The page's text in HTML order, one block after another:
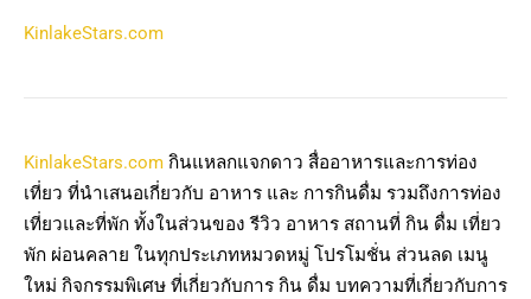
KinlakeStars.com
KinlakeStars.com กินแหลกแจกดาว สื่ออาหารและการท่อง
เที่ยว ที่นำเสนอเกี่ยวกับ อาหาร และ การกินดื่ม รวมถึงการท่อง
เที่ยวและที่พัก ทั้งในส่วนของ รีวิว อาหาร สถานที่ กิน ดื่ม เที่ยว
พัก ผ่อนคลาย ในทุกประเภทหมวดหมู่ โปรโมชั่น ส่วนลด เมนู
ใหม่ กิจกรรมพิเศษ ที่เกี่ยวกับการ กิน ดื่ม บทความที่เกี่ยวกับการ